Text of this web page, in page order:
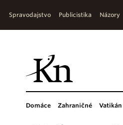
Spravodajstvo Publicistika Názory
Domáce Zahraničné Vatikán